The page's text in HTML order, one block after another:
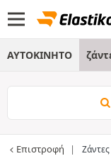
ΑΥΤΟΚΙΝΗΤΟ
Επιστροφή